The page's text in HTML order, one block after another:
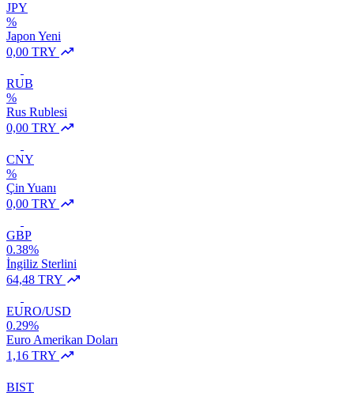
JPY
%
Japon Yeni
0,00 TRY
RUB
%
Rus Rublesi
0,00 TRY
CNY
%
Çin Yuanı
0,00 TRY
GBP
0.38%
İngiliz Sterlini
64,48 TRY
EURO/USD
0.29%
Euro Amerikan Doları
1,16 TRY
BIST